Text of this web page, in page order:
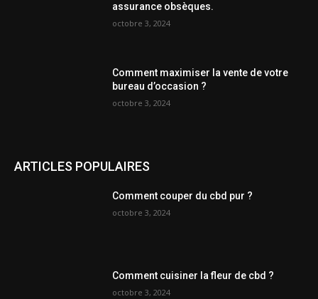
assurance obsèques.
octobre 3, 2024
Comment maximiser la vente de votre
bureau d’occasion ?
octobre 3, 2024
ARTICLES POPULAIRES
Comment couper du cbd pur ?
octobre 3, 2024
Comment cuisiner la fleur de cbd ?
octobre 3, 2024